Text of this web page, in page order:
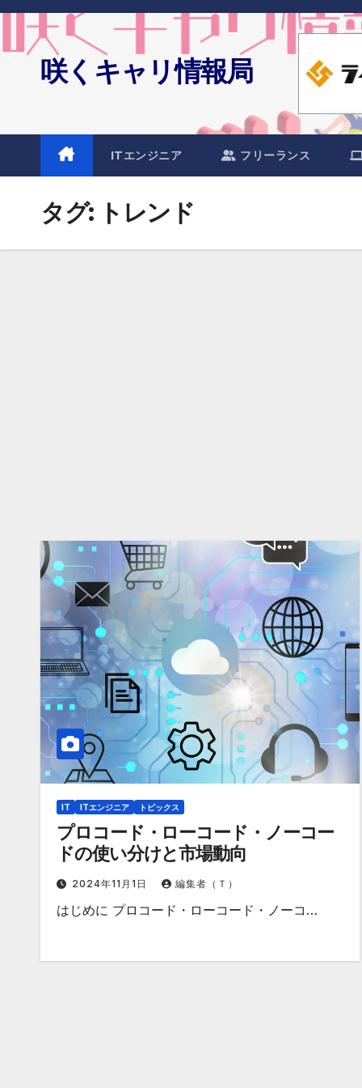
Skip
content咲くキャリ情報局
ITエンジニア フリーランス
タグ: トレンド
IT ITエンジニア トピックス
プロコード・ローコード・ノーコー
ドの使い分けと市場動向
2024年11月1日 編集者（Ｔ）
はじめに プロコード・ローコード・ノーコ…